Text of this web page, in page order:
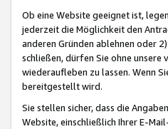
Ob eine Website geeignet ist,
jederzeit die Möglichkeit den
anderen Gründen ablehnen oder
schließen, dürfen Sie ohne unsere
wiederaufleben zu lassen. Wenn
bereitgestellt wird.
Sie stellen sicher, dass die
Website, einschließlich Ihrer E-